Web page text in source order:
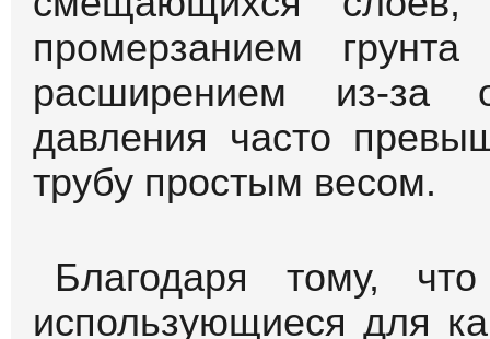
Для наружных и
канализационных
время используются
трубы, а вот для
рекомендуются
трубы. Последние